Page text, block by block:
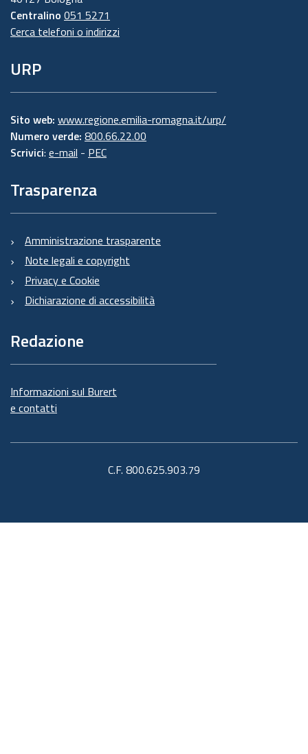
Centralino 051 5271
Cerca telefoni o indirizzi
URP
Sito web: www.regione.emilia-romagna.it/urp/
Numero verde: 800.66.22.00
Scrivici: e-mail - PEC
Trasparenza
Amministrazione trasparente
Note legali e copyright
Privacy e Cookie
Dichiarazione di accessibilità
Redazione
Informazioni sul Burert
e contatti
C.F. 800.625.903.79